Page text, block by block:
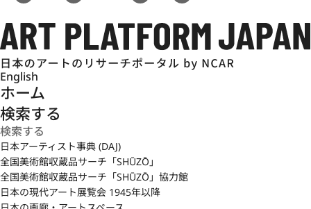
English
ホーム
検索する
日本アーティスト事典 (DAJ)
全国美術館収蔵品サーチ「SHŪZŌ」
全国美術館収蔵品サーチ「SHŪZŌ」協力館
日本の現代アート展覧会 1945年以降